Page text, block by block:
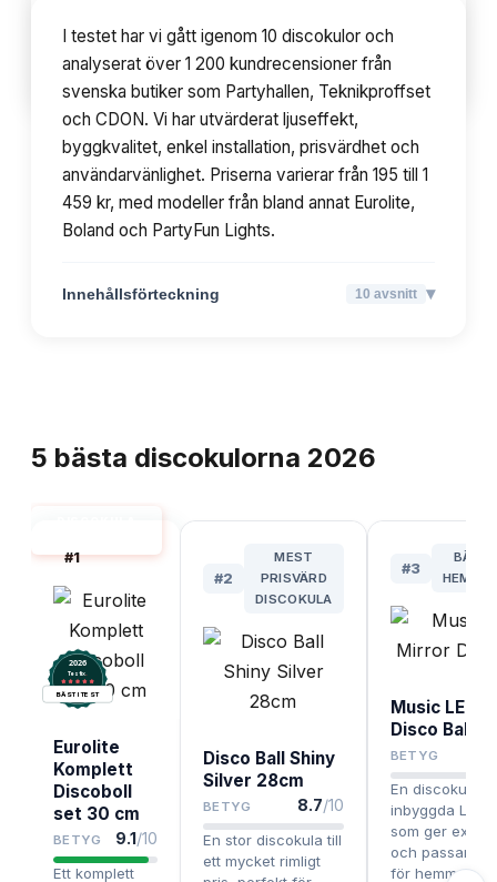
Innehållsförteckning 10avsnitt
I testet har vi gått igenom 10 discokulor och
analyserat över 1 200 kundrecensioner från
svenska butiker som Partyhallen, Teknikproffset
och CDON. Vi har utvärderat ljuseffekt,
byggkvalitet, enkel installation, prisvärdhet och
användarvänlighet. Priserna varierar från 195 till 1
459 kr, med modeller från bland annat Eurolite,
Boland och PartyFun Lights.
Innehållsförteckning 10 avsnitt ▾
5 bästa discokulorna 2026
#1
2026
Testix.
BÄST I TEST
Eurolite
Komplett
Discoboll
set 30 cm
BETYG 9.1/10
Ett komplett
#2
MEST
PRISVÄRD
DISCOKULA
Disco Ball Shiny
Silver 28cm
BETYG 8.7/10
En stor discokula till
ett mycket rimligt
#3
BÄST
Music LED
Disco Ball
BETYG
En discokula
inbyggda LED-
som ger extra
och passar
för